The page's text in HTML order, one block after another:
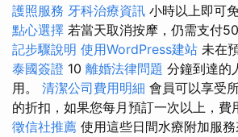
護照服務 牙科治療資訊 小時以上即可
點心選擇 若當天取消按摩，仍需支付
記步驟說明 使用WordPress建站 未在
泰國簽證 10 離婚法律問題 分鐘到達的
用。 清潔公司費用明細 會員可以享受
的折扣，如果您每月預訂一次以上，費
徵信社推薦 使用這些日間水療附加服